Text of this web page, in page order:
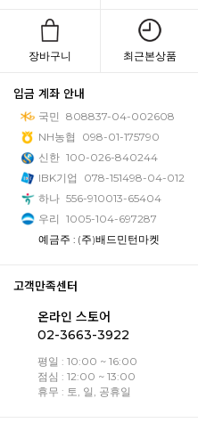
장바구니 최근본상품
입금 계좌 안내
국민 808837-04-002608
NH농협
098-01-175790
신한 100-026-840244
IBK기업
078-151498-04-012
하나 556-910013-65404
우리 1005-104-697287
예금주 : (주)배드민턴마켓
고객만족센터
온라인 스토어
02-3663-3922
평일 : 10:00 ~ 16:00
점심 : 12:00 ~ 13:00
휴무 : 토, 일, 공휴일